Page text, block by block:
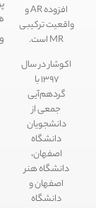
افزوده AR و
ترکیبی
در سال
گردهم‌آیی
دانشجویان
دانشگاه
اصفهان،
هنر
اصفهان و
دانشگاه
پروژه
ها
وبلاگ